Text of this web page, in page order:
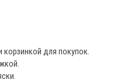
корзинкой для покупок.